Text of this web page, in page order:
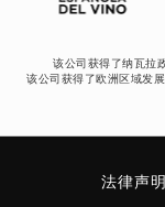
该公司获得了纳瓦拉
该公司获得了欧洲区域发
法律声明